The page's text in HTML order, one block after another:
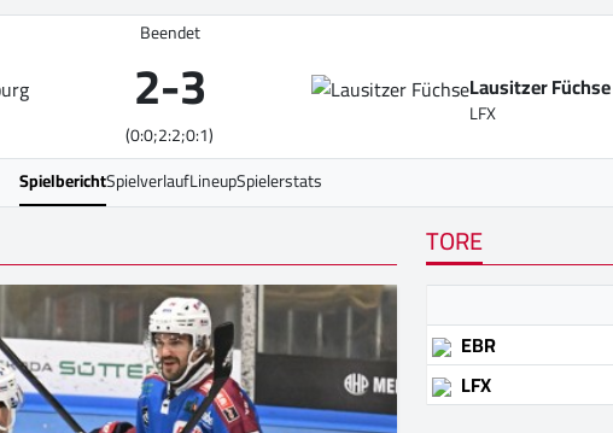
Beendet
2-3
(0:0;2:2;0:1)
Lausitzer Füchse
LFX
SpielberichtSpielverlaufLineupSpielerstats
TORE
EBR
LFX